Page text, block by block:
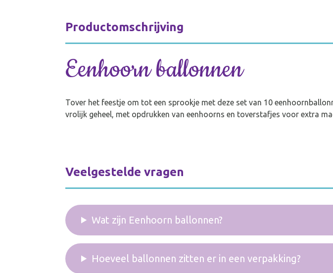
Productomschrijving
Eenhoorn ballonnen
Tover het feestje om tot een sprookje met deze set van 10
vrolijk geheel, met opdrukken van eenhoorns en toverstafjes voor extra
Veelgestelde vragen
Wat zijn Eenhoorn ballonnen?
Hoeveel ballonnen zitten er in een verpakking?